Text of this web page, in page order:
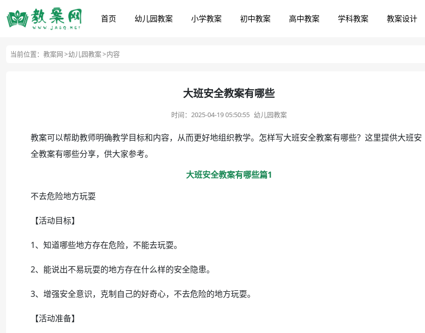
首页 幼儿园教案 小学教案 初中教案 高中教案 学科教案 教案设计
当前位置： 教案网 幼儿园教案 内容
大班安全教案有哪些
时间： 2025-04-19 05:50:55 幼儿园教案
教案可以帮助教师明确教学目标和内容，从而更好地组织教学。怎样写大班安全教案有哪些？这里提供大班安
全教案有哪些分享，供大家参考。
大班安全教案有哪些篇1
不去危险地方玩耍
【活动目标】
1、知道哪些地方存在危险，不能去玩耍。
2、能说出不易玩耍的地方存在什么样的安全隐患。
3、增强安全意识，克制自己的好奇心，不去危险的地方玩耍。
【活动准备】